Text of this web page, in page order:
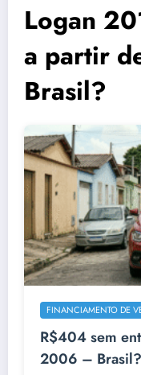
Logan
a partir
Brasil?
FINANCIAMENTO DE
R$404 sem
2006 – Brasil?